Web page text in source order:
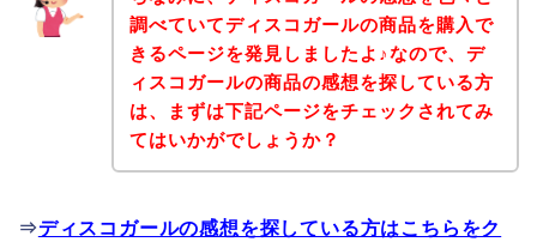
調べていてディスコガールの商品を購入で
きるページを発見しましたよ♪なので、デ
ィスコガールの商品の感想を探している方
は、まずは下記ページをチェックされてみ
てはいかがでしょうか？
⇒ディスコガールの感想を探している方はこちらをク